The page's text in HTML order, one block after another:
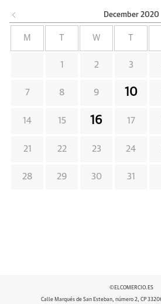
December 2020
M W
1 2 3
7 8 9 10
14 15 16 17
21 22 23 24
28 29 30 31
©ELCOMERCIO.ES
Calle Marqués de San Esteban, número 2, CP